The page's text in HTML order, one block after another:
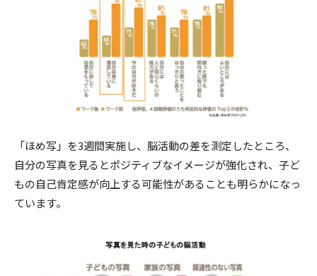
「ほめ写」を3週間実施し、脳活動の差を測定したところ、
自分の写真を見るとポジティブなイメージが強化され、子ど
もの自己肯定感が向上する可能性があることも明らかになっ
ています。